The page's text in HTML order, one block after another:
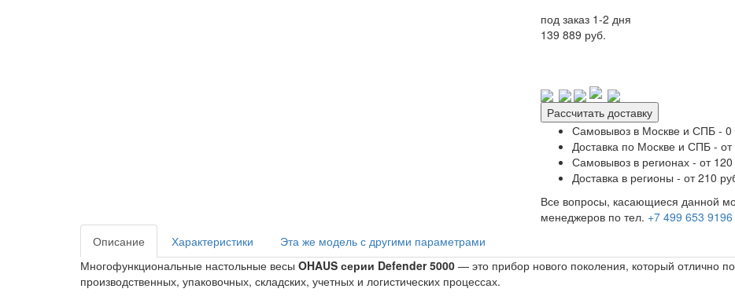
под заказ 1-2 дня
139 889 руб.
Рассчитать доставку
Самовывоз в Москве и СПБ - 0
Доставка по Москве и СПБ - от
Самовывоз в регионах - от 120
Доставка в регионы - от 210
Все вопросы, касающиеся данной
менеджеров по тел. +7 499 653 9196
Описание
Характеристики
Эта же модель с другими параметрами
Многофункциональные настольные весы OHAUS серии Defender 5000 — это прибор нового поколения, который отлично
производственных, упаковочных, складских, учетных и логистических процессах.